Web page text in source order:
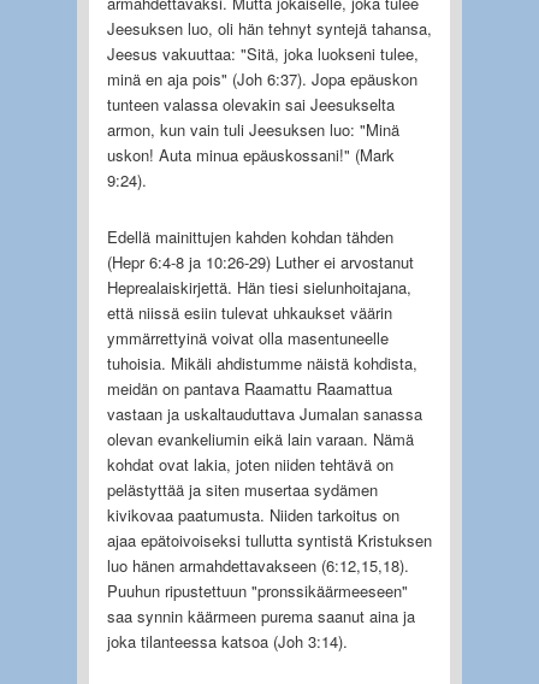
Jeesuksen luo, oli hän tehnyt syntejä tahansa,
Jeesus vakuuttaa: "Sitä, joka luokseni tulee,
minä en aja pois" (Joh 6:37). Jopa epäuskon
tunteen valassa olevakin sai Jeesukselta
armon, kun vain tuli Jeesuksen luo: "Minä
uskon! Auta minua epäuskossani!" (Mark
9:24).
Edellä mainittujen kahden kohdan tähden
(Hepr 6:4-8 ja 10:26-29) Luther ei arvostanut
Heprealaiskirjettä. Hän tiesi sielunhoitajana,
että niissä esiin tulevat uhkaukset väärin
ymmärrettyinä voivat olla masentuneelle
tuhoisia. Mikäli ahdistumme näistä kohdista,
meidän on pantava Raamattu Raamattua
vastaan ja uskaltauduttava Jumalan sanassa
olevan evankeliumin eikä lain varaan. Nämä
kohdat ovat lakia, joten niiden tehtävä on
pelästyttää ja siten musertaa sydämen
kivikovaa paatumusta. Niiden tarkoitus on
ajaa epätoivoiseksi tullutta syntistä Kristuksen
luo hänen armahdettavakseen (6:12,15,18).
Puuhun ripustettuun "pronssikäärmeeseen"
saa synnin käärmeen purema saanut aina ja
joka tilanteessa katsoa (Joh 3:14).